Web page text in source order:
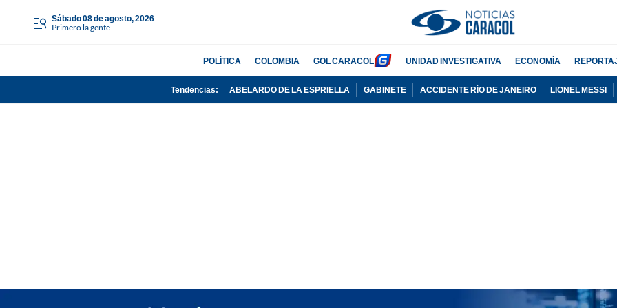
sábado 08 de agosto, 2026
Primero la gente
POLÍTICA COLOMBIA GOL CARACOL UNIDAD INVESTIGATIVA ECONOMÍA
Tendencias: ABELARDO DE LA ESPRIELLA GABINETE ACCIDENTE RÍO DE JANEIRO LIONEL MESSI